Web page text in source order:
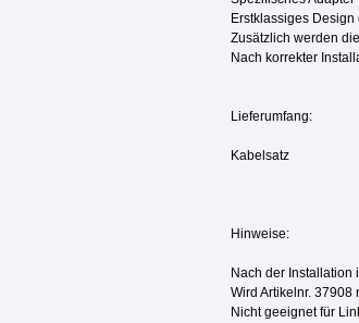
Erstklassiges
Zusätzlich werden
Nach korrekter
Lieferumfang:
Kabelsatz
Hinweise:
Nach der Installation
Wird Artikelnr.
Nicht geeignet für